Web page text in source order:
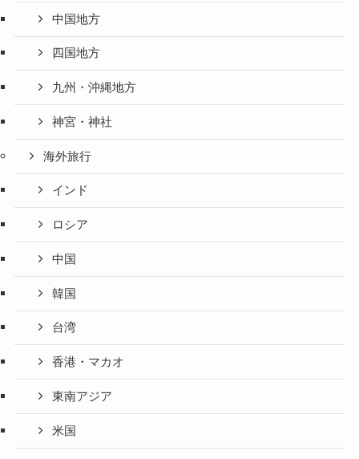
中国地方
四国地方
九州・沖縄地方
神宮・神社
海外旅行
インド
ロシア
中国
韓国
台湾
香港・マカオ
東南アジア
米国